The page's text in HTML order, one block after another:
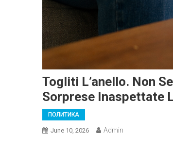
Togliti L’anello. Non
Sorprese Inaspettate
ПОЛИТИКА
June 10, 2026 Admin